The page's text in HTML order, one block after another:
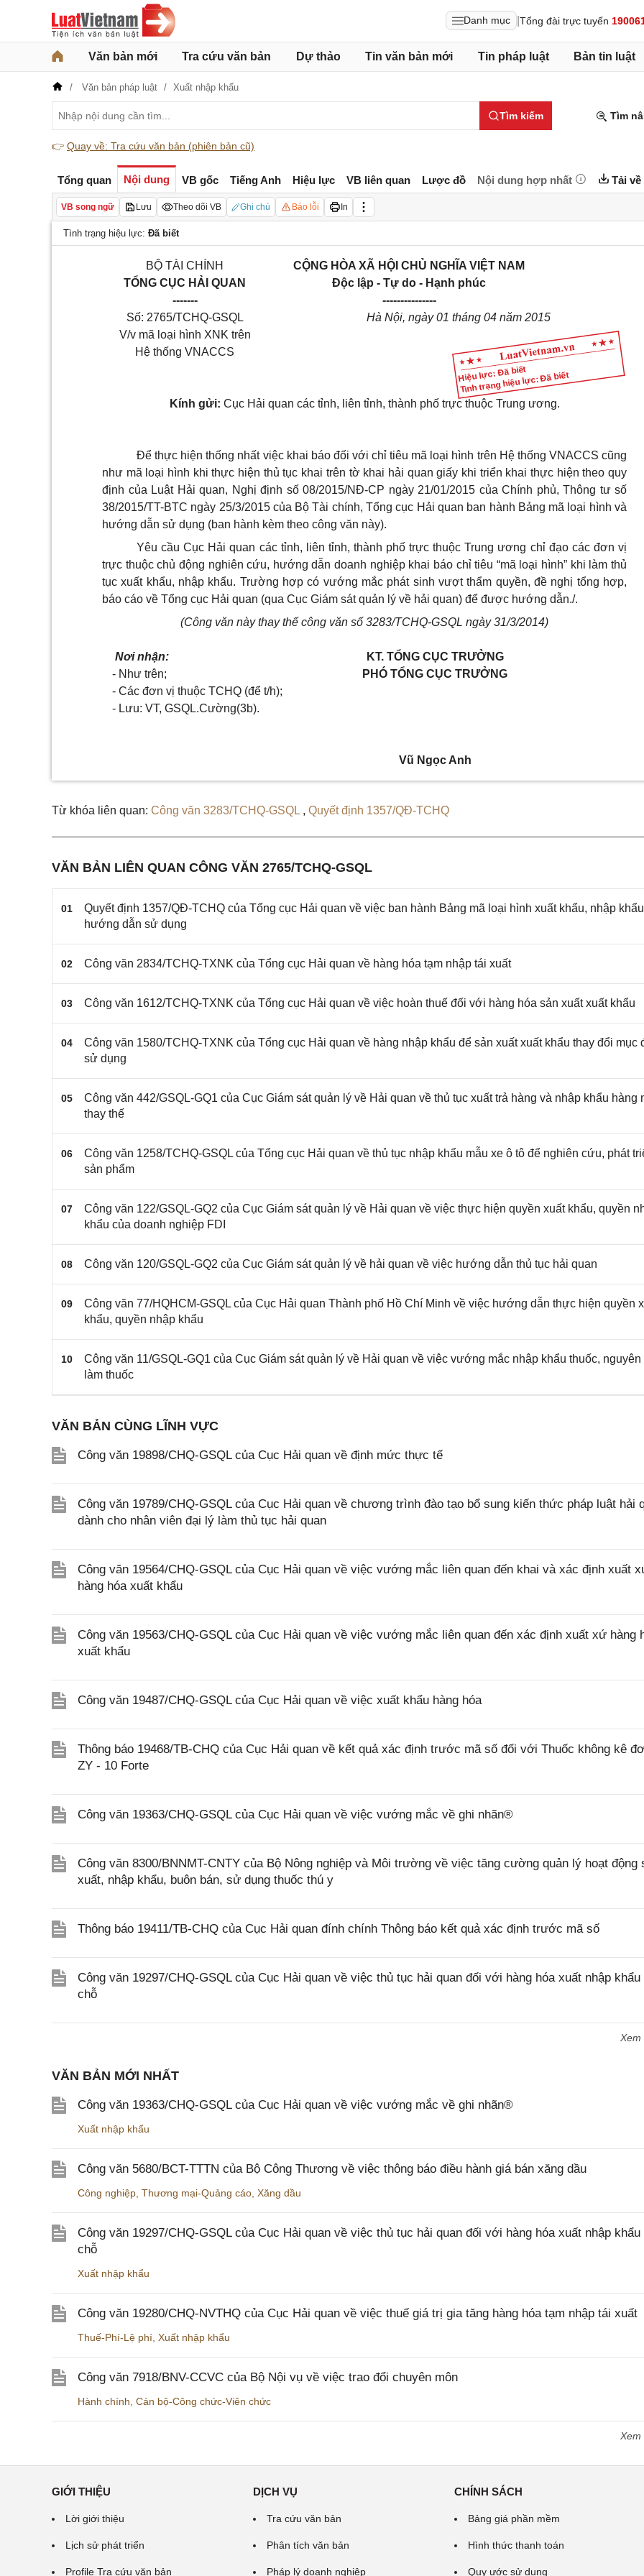
Danh mục Tổng đài trực tuyến
Văn bản mới Tra cứu văn bản Dự thảo Tin văn bản mới Tin pháp luật Bản tin luật
Văn bản pháp luật Xuất nhập khẩu
Tìm kiếm Tìm
👉 Quay về: Tra cứu văn bản (phiên bản cũ)
Tổng quan Nội dung VB gốc Tiếng Anh Hiệu lực VB liên quan Lược đồ Nội dung hợp nhất Tải về
VB song ngữ Lưu Theo dõi VB Ghi chú Báo lỗi In
Tình trạng hiệu lực: Đã biết
Hiệu lực: Đã biết
Tình trạng hiệu lực: Đã biết
BỘ TÀI CHÍNH
TỔNG CỤC HẢI QUAN
-------
Số: 2765/TCHQ-GSQL
V/v mã loại hình XNK trên
Hệ thống VNACCS
CỘNG HÒA XÃ HỘI CHỦ NGHĨA VIỆT NAM
Độc lập - Tự do - Hạnh phúc
---------------
Hà Nội, ngày 01 tháng 04 năm 2015
Kính gửi: Cục Hải quan các tỉnh, liên tỉnh, thành phố trực thuộc Trung ương.
Để thực hiện thống nhất việc khai báo đối với chỉ tiêu mã loại hình trên Hệ thống VNACCS cũng
như mã loại hình khi thực hiện thủ tục khai trên tờ khai hải quan giấy khi triển khai thực hiện theo quy
định của Luật Hải quan, Nghị định số 08/2015/NĐ-CP ngày 21/01/2015 của Chính phủ, Thông tư số
38/2015/TT-BTC ngày 25/3/2015 của Bộ Tài chính, Tổng cục Hải quan ban hành Bảng mã loại hình và
hướng dẫn sử dụng (ban hành kèm theo công văn này).
Yêu cầu Cục Hải quan các tỉnh, liên tỉnh, thành phố trực thuộc Trung ương chỉ đạo các đơn vị
trực thuộc chủ động nghiên cứu, hướng dẫn doanh nghiệp khai báo chỉ tiêu “mã loại hình” khi làm thủ
tục xuất khẩu, nhập khẩu. Trường hợp có vướng mắc phát sinh vượt thẩm quyền, đề nghị tổng hợp,
báo cáo về Tổng cục Hải quan (qua Cục Giám sát quản lý về hải quan) để được hướng dẫn./.
(Công văn này thay thế công văn số 3283/TCHQ-GSQL ngày 31/3/2014)
Nơi nhận:
- Như trên;
- Cácđơn vị thuộc TCHQ (để t/h);
- Lưu: VT, GSQL.Cường(3b).
KT. TỔNG CỤC TRƯỞNG
PHÓ TỔNG CỤC TRƯỞNG
Vũ Ngọc Anh
Từ khóa liên quan: Công văn 3283/TCHQ-GSQL , Quyết định 1357/QĐ-TCHQ
VĂN BẢN LIÊN QUAN CÔNG VĂN 2765/TCHQ-GSQL
01
Quyết định 1357/QĐ-TCHQ của Tổng cục Hải quan về việc ban hành Bảng mã loại hình xuất khẩu, nhập
hướng dẫn sử dụng
02 Công văn 2834/TCHQ-TXNK của Tổng cục Hải quan về hàng hóa tạm nhập tái xuất
03 Công văn 1612/TCHQ-TXNK của Tổng cục Hải quan về việc hoàn thuế đối với hàng hóa sản xuất xuất khẩu
04
Công văn 1580/TCHQ-TXNK của Tổng cục Hải quan về hàng nhập khẩu để sản xuất xuất khẩu thay đổi mục
sử dụng
05
Công văn 442/GSQL-GQ1 của Cục Giám sát quản lý về Hải quan về thủ tục xuất trả hàng và nhập khẩu hàng
thay thế
06
Công văn 1258/TCHQ-GSQL của Tổng cục Hải quan về thủ tục nhập khẩu mẫu xe ô tô để nghiên cứu, phát
sản phẩm
07
Công văn 122/GSQL-GQ2 của Cục Giám sát quản lý về Hải quan về việc thực hiện quyền xuất khẩu, quyền
khẩu của doanh nghiệp FDI
08 Công văn 120/GSQL-GQ2 của Cục Giám sát quản lý về hải quan về việc hướng dẫn thủ tục hải quan
09
Công văn 77/HQHCM-GSQL của Cục Hải quan Thành phố Hồ Chí Minh về việc hướng dẫn thực hiện quyền
khẩu, quyền nhập khẩu
10
Công văn 11/GSQL-GQ1 của Cục Giám sát quản lý về Hải quan về việc vướng mắc nhập khẩu thuốc, nguyên
làm thuốc
VĂN BẢN CÙNG LĨNH VỰC
Công văn 19898/CHQ-GSQL của Cục Hải quan về định mức thực tế
Công văn 19789/CHQ-GSQL của Cục Hải quan về chương trình đào tạo bổ sung kiến thức pháp luật hải
dành cho nhân viên đại lý làm thủ tục hải quan
Công văn 19564/CHQ-GSQL của Cục Hải quan về việc vướng mắc liên quan đến khai và xác định xuất
hàng hóa xuất khẩu
Công văn 19563/CHQ-GSQL của Cục Hải quan về việc vướng mắc liên quan đến xác định xuất xứ hàng
xuất khẩu
Công văn 19487/CHQ-GSQL của Cục Hải quan về việc xuất khẩu hàng hóa
Thông báo 19468/TB-CHQ của Cục Hải quan về kết quả xác định trước mã số đối với Thuốc không kê
ZY - 10 Forte
Công văn 19363/CHQ-GSQL của Cục Hải quan về việc vướng mắc về ghi nhãn®
Công văn 8300/BNNMT-CNTY của Bộ Nông nghiệp và Môi trường về việc tăng cường quản lý hoạt động
xuất, nhập khẩu, buôn bán, sử dụng thuốc thú y
Thông báo 19411/TB-CHQ của Cục Hải quan đính chính Thông báo kết quả xác định trước mã số
Công văn 19297/CHQ-GSQL của Cục Hải quan về việc thủ tục hải quan đối với hàng hóa xuất nhập khẩu
chỗ
VĂN BẢN MỚI NHẤT
Công văn 19363/CHQ-GSQL của Cục Hải quan về việc vướng mắc về ghi nhãn®
Xuất nhập khẩu
Công văn 5680/BCT-TTTN của Bộ Công Thương về việc thông báo điều hành giá bán xăng dầu
Công nghiệp Thương mại-Quảng cáo Xăng dầu
Công văn 19297/CHQ-GSQL của Cục Hải quan về việc thủ tục hải quan đối với hàng hóa xuất nhập khẩu
chỗ
Xuất nhập khẩu
Công văn 19280/CHQ-NVTHQ của Cục Hải quan về việc thuế giá trị gia tăng hàng hóa tạm nhập tái xuất
Thuế-Phí-Lệ phí Xuất nhập khẩu
Công văn 7918/BNV-CCVC của Bộ Nội vụ về việc trao đổi chuyên môn
Hành chính Cán bộ-Công chức-Viên chức
GIỚI THIỆU
Lời giới thiệu
Lịch sử phát triển
Profile Tra cứu văn bản
DỊCH VỤ
Tra cứu văn bản
Phân tích văn bản
Pháp lý doanh nghiệp
CHÍNH SÁCH
Bảng giá phần mềm
Hình thức thanh toán
Quy ước sử dụng